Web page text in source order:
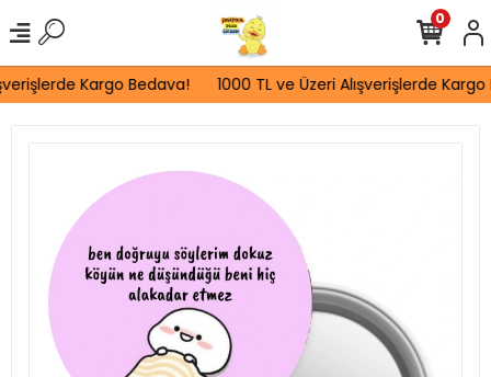
Kargo Bedava! 1000 TL ve Üzeri Alışverişlerde Kargo
0